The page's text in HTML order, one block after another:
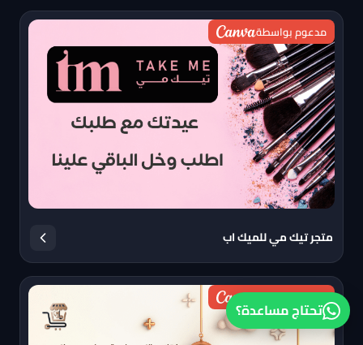
مدعوم بواسطة
متجر تيك مي للميك اب
مدعوم بواسطة
تحتاج مساعدة؟